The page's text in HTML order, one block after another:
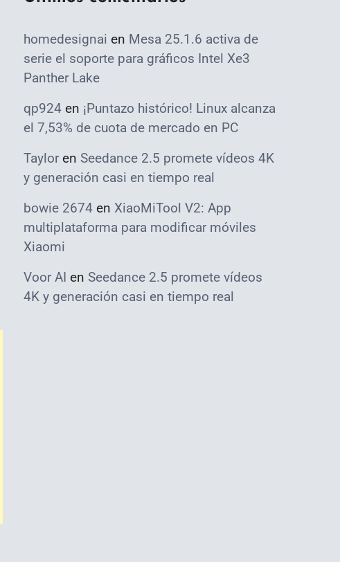
homedesignai en Mesa 25.1.6 activa de
serie el soporte para gráficos Intel Xe3
Panther Lake
qp924 en ¡Puntazo histórico! Linux alcanza
el 7,53% de cuota de mercado en PC
Taylor en Seedance 2.5 promete vídeos 4K
y generación casi en tiempo real
bowie 2674 en XiaoMiTool V2: App
multiplataforma para modificar móviles
Xiaomi
Voor AI en Seedance 2.5 promete vídeos
4K y generación casi en tiempo real